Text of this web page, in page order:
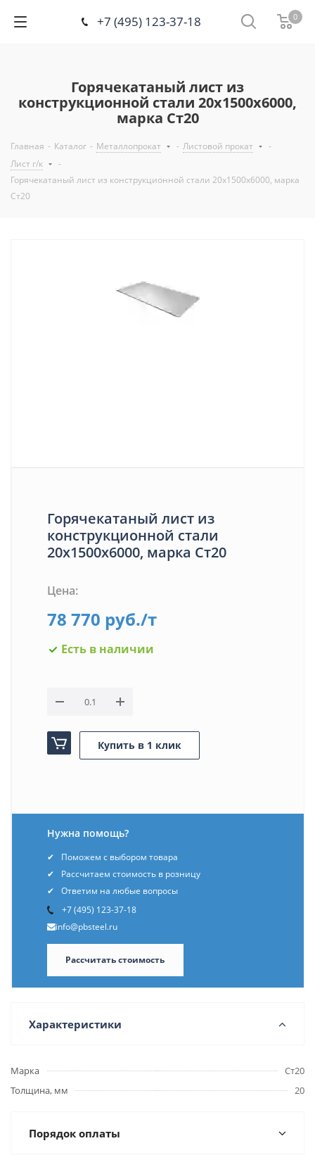
+7 (495) 123-37-18 0
Горячекатаный лист из
конструкционной стали 20х1500х6000,
марка Ст20
Главная - Каталог - Металлопрокат - Листовой прокат
-
Лист г/к
-
Горячекатаный лист из конструкционной стали 20х1500х6000, марка
Ст20
Горячекатаный лист из
конструкционной стали
20х1500х6000, марка Ст20
Цена:
78 770 руб./т
Есть в наличии
Купить в 1 клик
Нужна помощь?
Поможем с выбором товара
Рассчитаем стоимость в розницу
Ответим на любые вопросы
+7 (495) 123-37-18
info@pbsteel.ru
Рассчитать стоимость
Характеристики
Марка
Ст20
Толщина, мм
20
Порядок оплаты